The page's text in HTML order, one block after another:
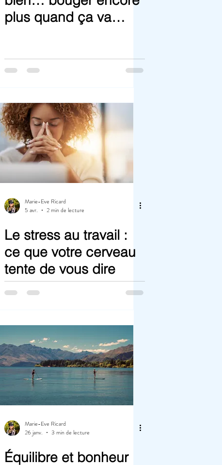
plus quand ça va
Marie-Eve Ricard
5 avr.
2 min de lecture
Le stress au travail :
ce que votre cerveau
tente de vous dire
Marie-Eve Ricard
26 janv.
3 min de lecture
Équilibre et bonheur